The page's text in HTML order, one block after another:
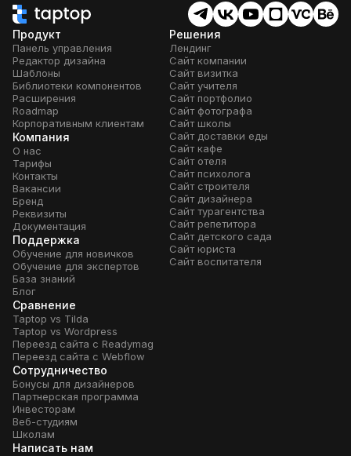
Продукт
Панель управления
Редактор дизайна
Шаблоны
Библиотеки компонентов
Расширения
Roadmap
Корпоративным клиентам
Компания
О нас
Тарифы
Контакты
Вакансии
Бренд
Реквизиты
Документация
Поддержка
Обучение для новичков
Обучение для экспертов
База знаний
Блог
Сравнение
Taptop vs Tilda
Taptop vs Wordpress
Переезд сайта с Readymag
Переезд сайта с Webflow
Сотрудничество
Бонусы для дизайнеров
Партнерская программа
Инвесторам
Веб-студиям
Школам
Написать нам
Решения
Лендинг
Сайт компании
Сайт визитка
Сайт учителя
Сайт портфолио
Сайт фотографа
Сайт школы
Сайт доставки еды
Сайт кафе
Сайт отеля
Сайт психолога
Сайт строителя
Сайт дизайнера
Сайт турагентства
Сайт репетитора
Сайт детского сада
Сайт юриста
Сайт воспитателя